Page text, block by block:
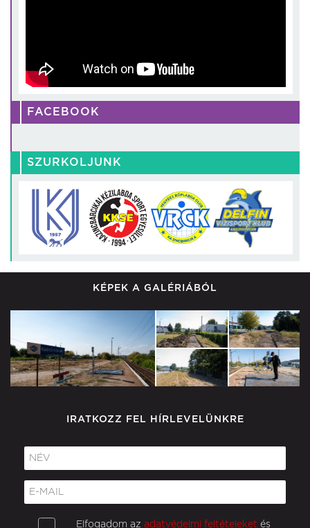
FACEBOOK
SZURKOLJUNK
KÉPEK A GALÉRIÁBÓL
IRATKOZZ FEL HÍRLEVELÜNKRE
Elfogadom az adatvédelmi feltételeket és